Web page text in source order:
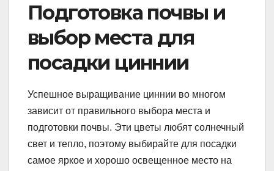
Подготовка почвы и
выбор места для
посадки циннии
Успешное выращивание циннии во многом
зависит от правильного выбора места и
подготовки почвы. Эти цветы любят солнечный
свет и тепло, поэтому выбирайте для посадки
самое яркое и хорошо освещенное место на